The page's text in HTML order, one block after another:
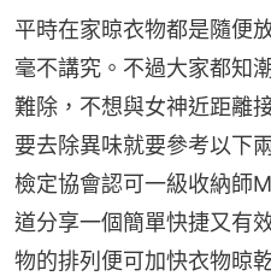
平時在家晾衣物都是隨便
毫不講究。不過大家都知
難除，不想與女神近距離
要去除異味就要參考以下
檢定協會認可一級收納師
道分享一個簡單快捷又有
物的排列便可加快衣物晾